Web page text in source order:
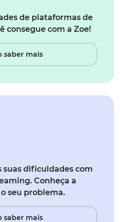
de plataformas de
consegue com a Zoe!
saber mais
suas dificuldades com
Conheça a
seu problema.
saber mais